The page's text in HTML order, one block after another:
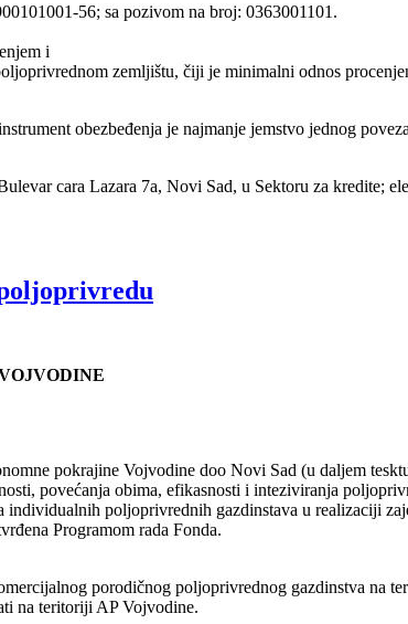
56; sa pozivom na broj: 0363001101.
i
zemljištu, čiji je minimalni odnos
obezbeđenja je najmanje jemstvo jednog
cara Lazara 7a, Novi Sad, u Sektoru za
pokrajine Vojvodine doo Novi Sad (u daljem
povećanja obima, efikasnosti i inteziviranja
individualnih poljoprivrednih gazdinstava u realizaciji
Programom rada Fonda.
porodičnog poljoprivrednog gazdinstva na
na teritoriji AP Vojvodine.